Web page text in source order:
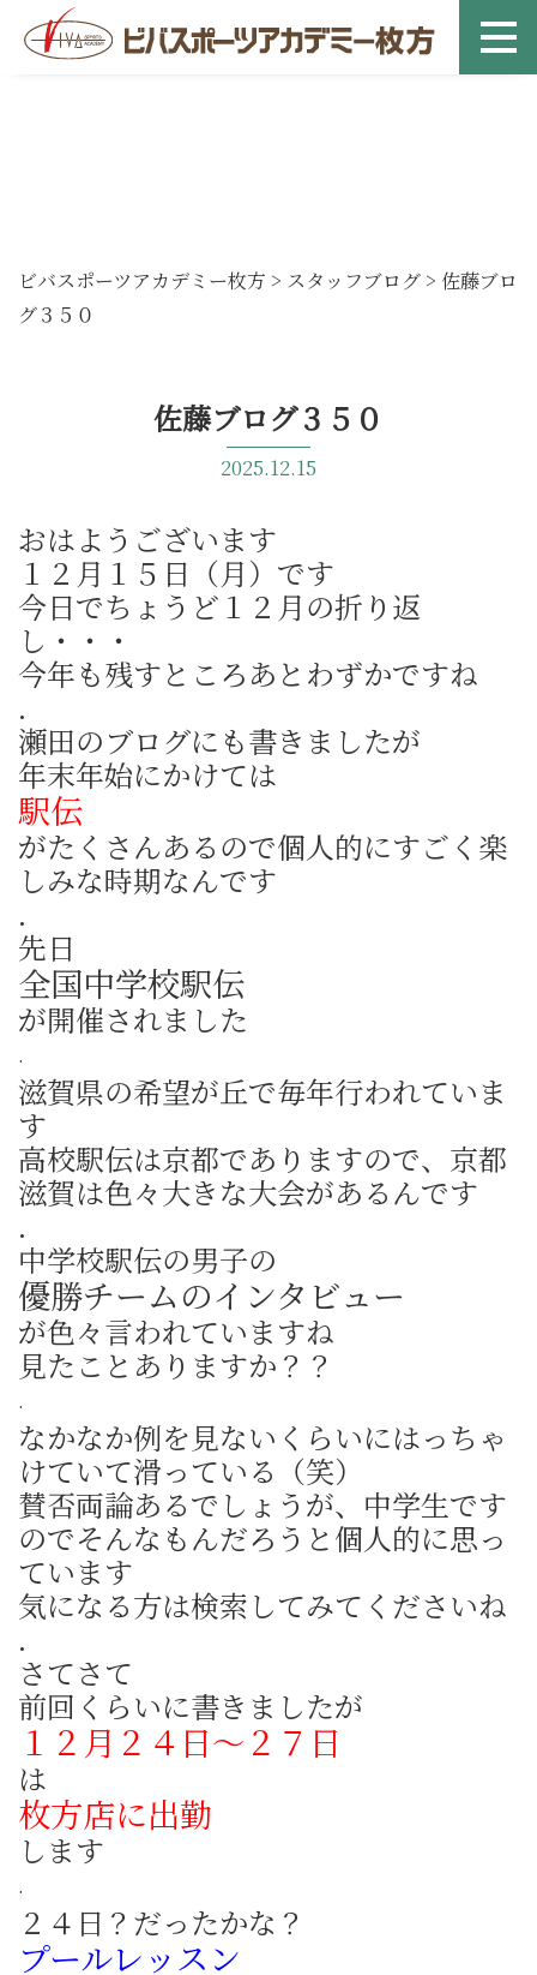
ビバスポーツアカデミー枚方 > スタッフブログ > 佐藤ブロ
グ３５０
佐藤ブログ３５０
2025.12.15
おはようございます
１２月１５日（月）です
今日でちょうど１２月の折り返
し・・・
今年も残すところあとわずかですね
.
瀬田のブログにも書きましたが
年末年始にかけては
駅伝
がたくさんあるので個人的にすごく楽
しみな時期なんです
.
先日
全国中学校駅伝
が開催されました
.
滋賀県の希望が丘で毎年行われていま
す
高校駅伝は京都でありますので、京都
滋賀は色々大きな大会があるんです
.
中学校駅伝の男子の
優勝チームのインタビュー
が色々言われていますね
見たことありますか？？
.
なかなか例を見ないくらいにはっちゃ
けていて滑っている（笑）
賛否両論あるでしょうが、中学生です
のでそんなもんだろうと個人的に思っ
ています
気になる方は検索してみてくださいね
.
さてさて
前回くらいに書きましたが
１２月２４日～２７日
は
枚方店に出勤
します
.
２４日？だったかな？
プールレッスン